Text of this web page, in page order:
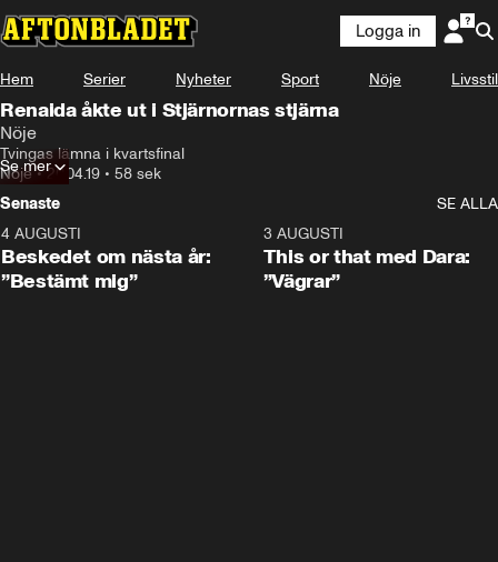
Logga in
Hem Serier Nyheter Sport Nöje Livsstil
Renaida åkte ut i Stjärnornas stjärna
Nöje
Tvingas lämna i kvartsfinal
Nöje•20.04.19 • 58 sek
Se mer
Senaste
SE ALLA
4 AUGUSTI
Beskedet om nästa år:
”Bestämt mig”
3 AUGUSTI
This or that med Dara:
”Vägrar”